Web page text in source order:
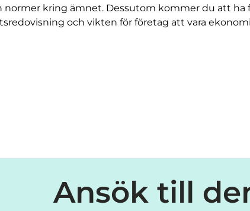
normer kring ämnet. Dessutom kommer du att ha
och vikten för företag att vara
Ansök till